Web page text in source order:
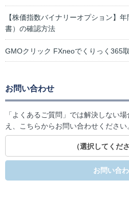
【株価指数バイナリーオプション】
書）の確認方法
GMOクリック FXneoでくりっく365
お問い合わせ
「よくあるご質問」では解決しない
え、こちらからお問い合わせください
（選択してくださ
お問い合